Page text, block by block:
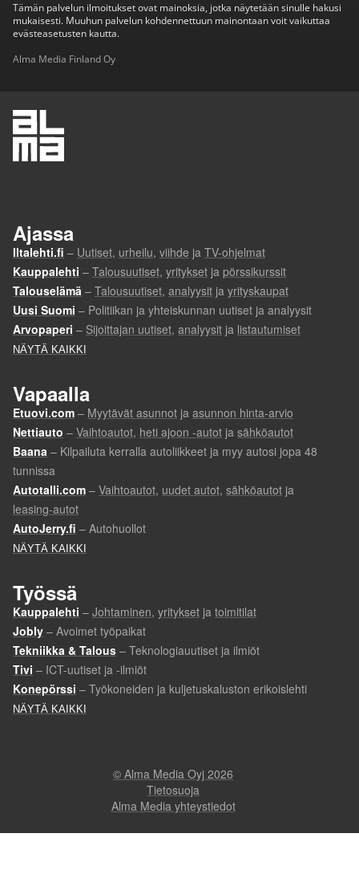
Tämän palvelun ilmoitukset ovat mainoksia, jotka näytetään sinulle hakusi
mukaisesti. Muuhun palvelun kohdennettuun mainontaan voit vaikuttaa
evästeasetusten kautta.
Alma Media Finland Oy